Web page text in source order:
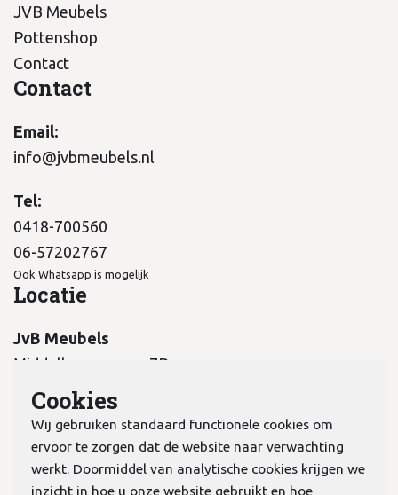
JVB Meubels
Pottenshop
Contact
Contact
Email:
info@jvbmeubels.nl
Tel:
0418-700560
06-57202767
Ook Whatsapp is mogelijk
Locatie
JvB Meubels
Middelkampseweg 7B
5311 PC Gameren
Cookies
Wij gebruiken standaard functionele cookies om
ervoor te zorgen dat de website naar verwachting
werkt. Doormiddel van analytische cookies krijgen we
inzicht in hoe u onze website gebruikt en hoe